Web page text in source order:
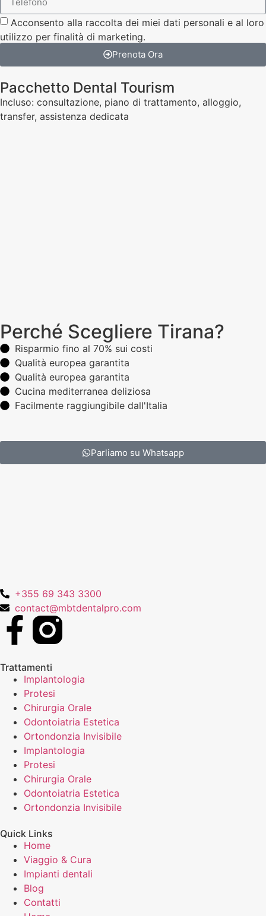
Acconsento alla raccolta dei miei dati personali e al loro
utilizzo per finalità di marketing.
Prenota Ora
Pacchetto Dental Tourism
Incluso: consultazione, piano di trattamento, alloggio,
transfer, assistenza dedicata
Perché Scegliere Tirana?
Risparmio fino al 70% sui costi
Qualità europea garantita
Qualità europea garantita
Cucina mediterranea deliziosa
Facilmente raggiungibile dall'Italia
Parliamo su Whatsapp
+355 69 343 3300
contact@mbtdentalpro.com
Trattamenti
Implantologia
Protesi
Chirurgia Orale
Odontoiatria Estetica
Ortondonzia Invisibile
Implantologia
Protesi
Chirurgia Orale
Odontoiatria Estetica
Ortondonzia Invisibile
Quick Links
Home
Viaggio & Cura
Impianti dentali
Blog
Contatti